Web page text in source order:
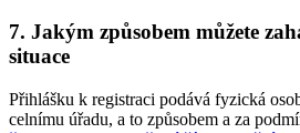
7. Jakým způsobem můžete
situace
Přihlášku k registraci podává fyzická
celnímu úřadu, a to způsobem a za